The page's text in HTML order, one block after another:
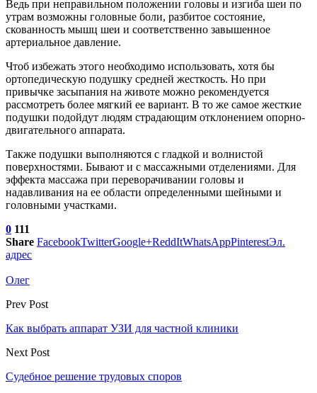
Ведь при неправильном положении головы и изгиба шеи по
утрам возможны головные боли, разбитое состояние,
скованность мышц шеи и соответственно завышенное
артериальное давление.
Чтоб избежать этого необходимо использовать, хотя бы
ортопедическую подушку средней жесткость. Но при
привычке засыпания на животе можно рекомендуется
рассмотреть более мягкий ее вариант. В то же самое жесткие
подушки подойдут людям страдающим отклонением опорно-
двигательного аппарата.
Также подушки выполняются с гладкой и волнистой
поверхностями. Бывают и с массажными отделениями. Для
эффекта массажа при переворачивании головы и
надавливания на ее области определенными шейными и
головными участками.
0 111
Share FacebookTwitterGoogle+ReddItWhatsAppPinterestЭл.
адрес
Олег
Prev Post
Как выбрать аппарат УЗИ для частной клиники
Next Post
Судебное решение трудовых споров